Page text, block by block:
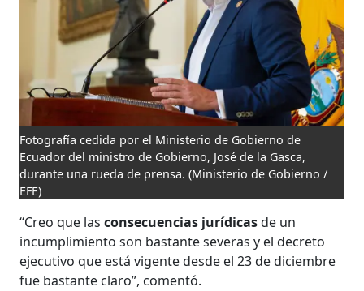
Fotografía cedida por el Ministerio de Gobierno de
Ecuador del ministro de Gobierno, José de la Gasca,
durante una rueda de prensa. (Ministerio de Gobierno /
EFE)
“Creo que lasconsecuencias jurídicasde un
incumplimiento son bastante severas y el decreto
ejecutivo que está vigente desde el 23 de diciembre
fue bastante claro”, comentó.